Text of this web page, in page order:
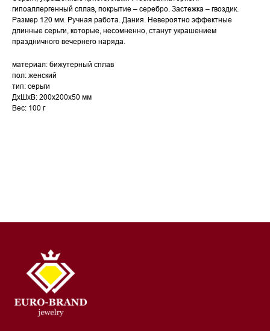
гипоаллергенный сплав, покрытие – серебро. Застежка – гвоздик.
Размер 120 мм. Ручная работа. Дания. Невероятно эффектные
длинные серьги, которые, несомненно, станут украшением
праздничного вечернего наряда.
материал: бижутерный сплав
пол: женский
тип: серьги
ДxШxВ: 200x200x50 мм
Вес: 100 г